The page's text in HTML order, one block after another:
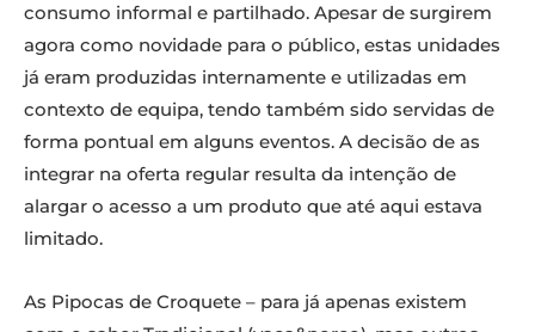
consumo informal e partilhado. Apesar de surgirem
agora como novidade para o público, estas unidades
já eram produzidas internamente e utilizadas em
contexto de equipa, tendo também sido servidas de
forma pontual em alguns eventos. A decisão de as
integrar na oferta regular resulta da intenção de
alargar o acesso a um produto que até aqui estava
limitado.
As Pipocas de Croquete – para já apenas existem